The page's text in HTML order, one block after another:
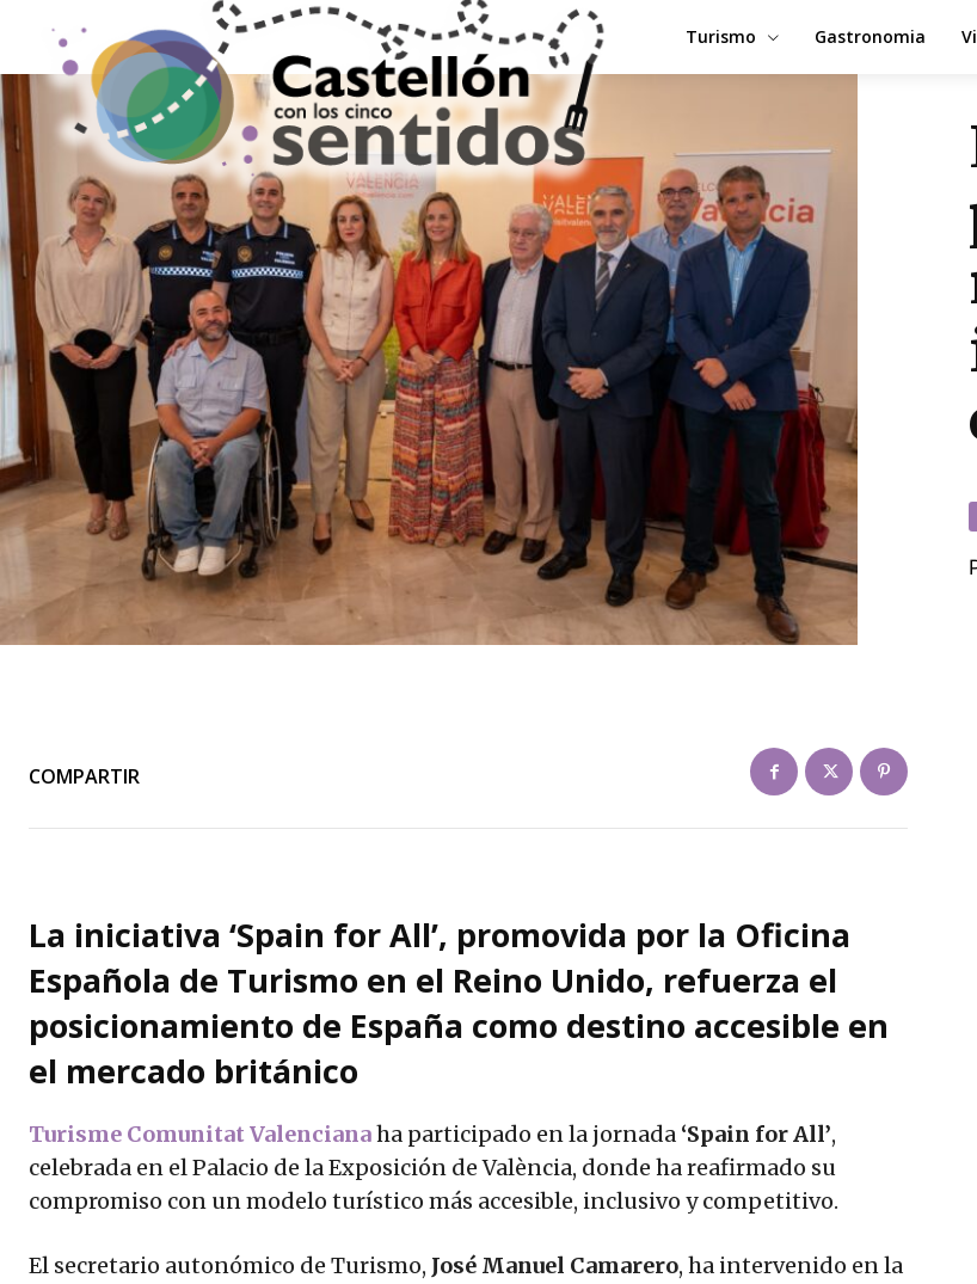
Turismo Gastronomia
COMPARTIR
La iniciativa ‘Spain for All’, promovida por la Oficina
Española de Turismo en el Reino Unido, refuerza el
posicionamiento de España como destino accesible en
el mercado británico
Turisme Comunitat Valencianaha participado en la jornada ‘Spain for All’,
celebrada en el Palacio de la Exposición de València, donde ha reafirmado su
compromiso con un modelo turístico más accesible, inclusivo y competitivo.
El secretario autonómico de Turismo, José Manuel Camarero, ha intervenido en la